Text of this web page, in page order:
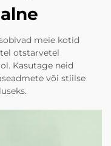
meie kotid
otstarvetel
Kasutage neid
või stiilse